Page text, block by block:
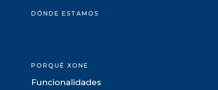
DÓNDE ESTAMOS
PORQUÉ XONE
Funcionalidades